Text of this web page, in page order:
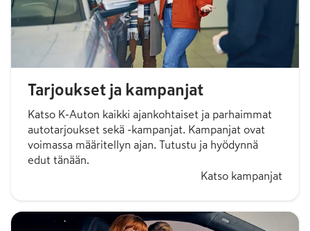
Tarjoukset ja kampanjat
Katso K-Auton kaikki ajankohtaiset ja parhaimmat
autotarjoukset sekä -kampanjat. Kampanjat ovat
voimassa määritellyn ajan. Tutustu ja hyödynnä
edut tänään.
Katso kampanjat